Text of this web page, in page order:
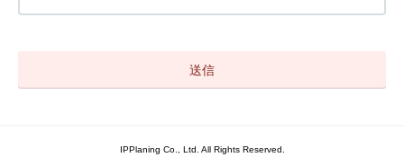
IPPlaning Co., Ltd. All Rights Reserved.